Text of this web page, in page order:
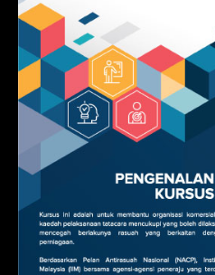
Modul Latihan
Akta SPRM